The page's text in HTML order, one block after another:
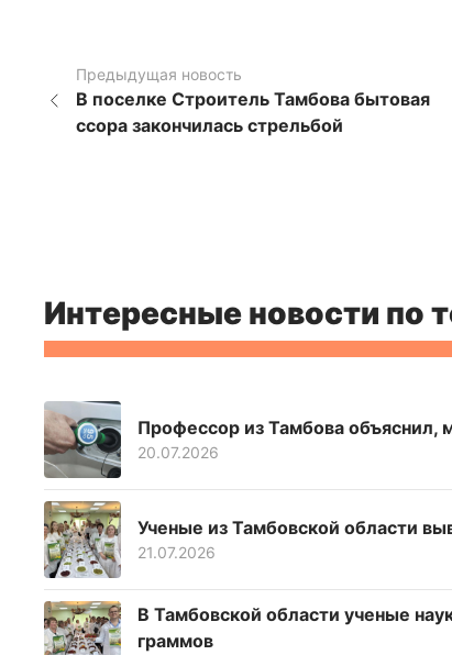
Предыдущая новость
В поселке Строитель Тамбова бытовая
ссора закончилась стрельбой
Интересные новости по
Профессор из Тамбова
20.07.2026
Ученые из Тамбовской области
21.07.2026
В Тамбовской области ученые
граммов